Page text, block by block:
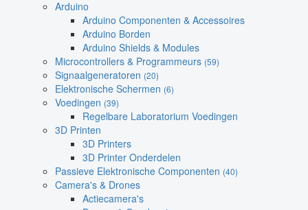
Arduino
Arduino Componenten & Accessoires
Arduino Borden
Arduino Shields & Modules
Microcontrollers & Programmeurs (59)
Signaalgeneratoren (20)
Elektronische Schermen (6)
Voedingen (39)
Regelbare Laboratorium Voedingen
3D Printen
3D Printers
3D Printer Onderdelen
Passieve Elektronische Componenten (40)
Camera's & Drones
Actiecamera's